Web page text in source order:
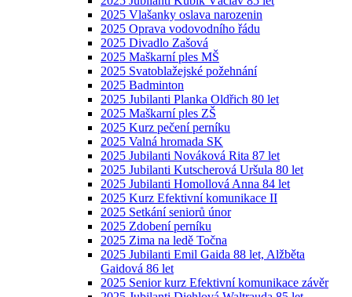
2025 Vlašanky oslava narozenin
2025 Oprava vodovodního řádu
2025 Divadlo Zašová
2025 Maškarní ples MŠ
2025 Svatoblažejské požehnání
2025 Badminton
2025 Jubilanti Planka Oldřich 80 let
2025 Maškarní ples ZŠ
2025 Kurz pečení perníku
2025 Valná hromada SK
2025 Jubilanti Nováková Rita 87 let
2025 Jubilanti Kutscherová Uršula 80 let
2025 Jubilanti Homollová Anna 84 let
2025 Kurz Efektivní komunikace II
2025 Setkání seniorů únor
2025 Zdobení perníku
2025 Zima na ledě Točna
2025 Jubilanti Emil Gaida 88 let, Alžběta
Gaidová 86 let
2025 Senior kurz Efektivní komunikace závěr